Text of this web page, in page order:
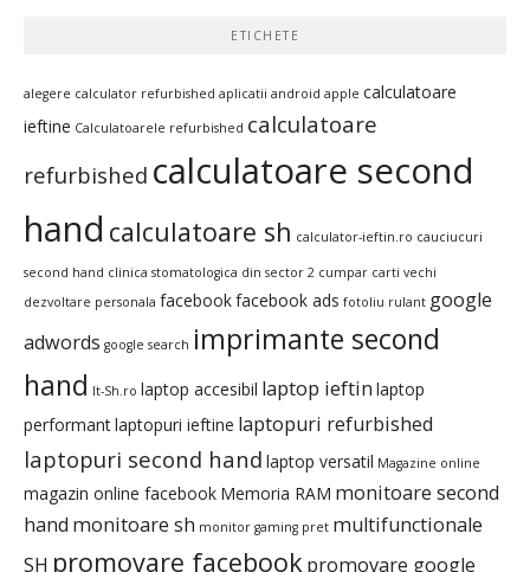
ETICHETE
alegere calculator refurbished aplicatii android apple calculatoare
ieftine Calculatoarele refurbished calculatoare
refurbished calculatoare second
hand calculatoare sh calculator-ieftin.ro cauciucuri
second hand clinica stomatologica din sector 2 cumpar carti vechi
dezvoltare personala facebookfacebook ads fotoliu rulant google
adwords google search imprimante second
hand It-Sh.ro laptop accesibil laptop ieftin laptop
performantlaptopuri ieftine laptopuri refurbished
laptopuri second hand laptop versatil Magazine online
magazin online facebook Memoria RAM monitoare second
hand monitoare sh monitor gaming pret multifunctionale
SH promovare facebookpromovare google